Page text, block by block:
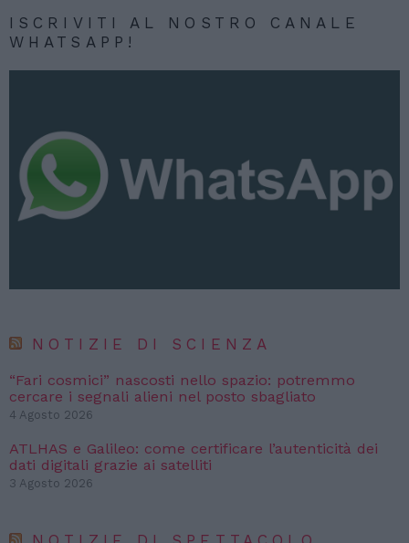
ISCRIVITI AL NOSTRO CANALE
WHATSAPP!
NOTIZIE DI SCIENZA
“Fari cosmici” nascosti nello spazio: potremmo
cercare i segnali alieni nel posto sbagliato
4 Agosto 2026
ATLHAS e Galileo: come certificare l’autenticità dei
dati digitali grazie ai satelliti
3 Agosto 2026